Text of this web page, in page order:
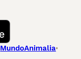
MundoAnimalia